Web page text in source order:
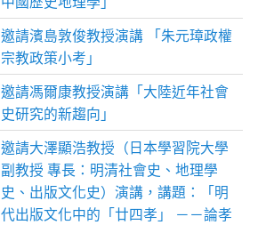
邀請濱島敦俊教授演講 「朱元璋政權
宗教政策小考」
邀請馮爾康教授演講「大陸近年社會
史研究的新趨向」
邀請大澤顯浩教授（日本學習院大學
副教授 專長：明清社會史、地理學
史、出版文化史）演講，講題：「明
代出版文化中的「廿四孝」 －－論孝